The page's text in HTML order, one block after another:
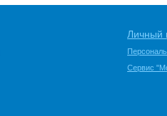
Личный
Сервис